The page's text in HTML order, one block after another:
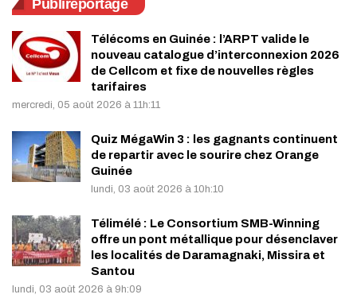
Publireportage
Télécoms en Guinée : l’ARPT valide le
nouveau catalogue d’interconnexion 2026
de Cellcom et fixe de nouvelles règles
tarifaires
mercredi, 05 août 2026 à 11h:11
Quiz MégaWin 3 : les gagnants continuent
de repartir avec le sourire chez Orange
Guinée
lundi, 03 août 2026 à 10h:10
Télimélé : Le Consortium SMB-Winning
offre un pont métallique pour désenclaver
les localités de Daramagnaki, Missira et
Santou
lundi, 03 août 2026 à 9h:09